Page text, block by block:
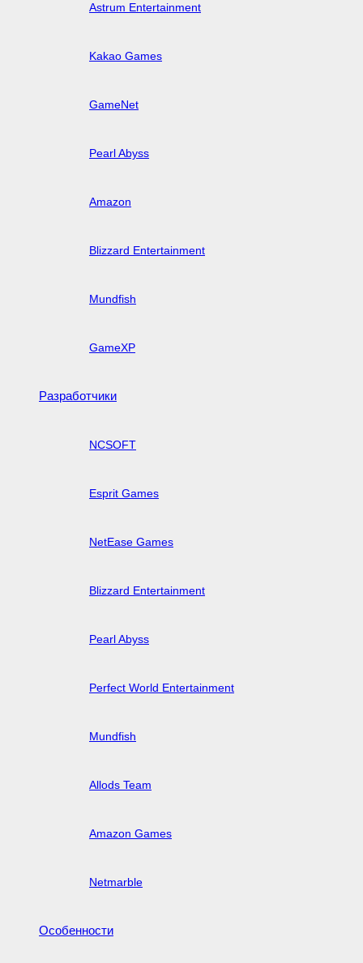
Astrum Entertainment
Kakao Games
GameNet
Pearl Abyss
Amazon
Blizzard Entertainment
Mundfish
GameXP
Разработчики
NCSOFT
Esprit Games
NetEase Games
Blizzard Entertainment
Pearl Abyss
Perfect World Entertainment
Mundfish
Allods Team
Amazon Games
Netmarble
Особенности